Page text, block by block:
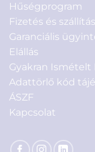
Hűségprogram
Fizetés és
Garanciális
Elállás
Gyakran Ismételt
Adattörlő kód
ÁSZF
Kapcsolat